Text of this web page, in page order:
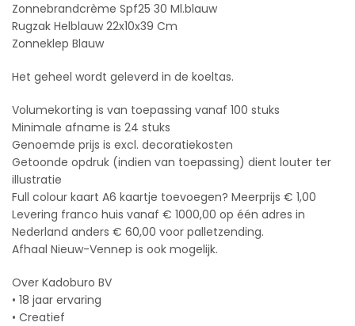
Zonnebrandcrème Spf25 30 Ml.blauw
Rugzak Helblauw 22x10x39 Cm
Zonneklep Blauw
Het geheel wordt geleverd in de koeltas.
Volumekorting is van toepassing vanaf 100 stuks
Minimale afname is 24 stuks
Genoemde prijs is excl. decoratiekosten
Getoonde opdruk (indien van toepassing) dient louter ter
illustratie
Full colour kaart A6 kaartje toevoegen? Meerprijs € 1,00
Levering franco huis vanaf € 1000,00 op één adres in
Nederland anders € 60,00 voor palletzending.
Afhaal Nieuw-Vennep is ook mogelijk.
Over Kadoburo BV
• 18 jaar ervaring
• Creatief